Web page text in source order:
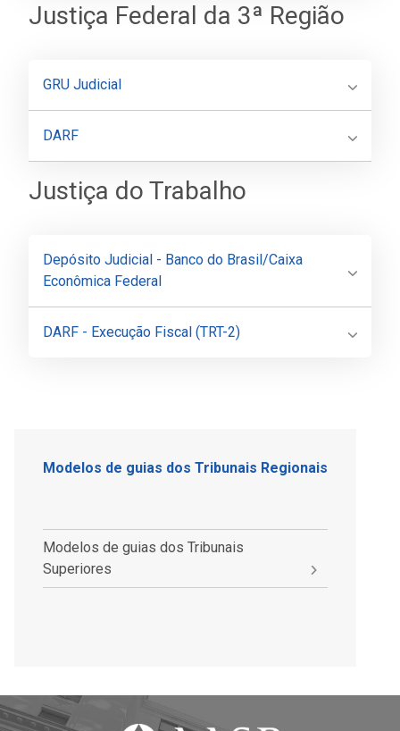
Justiça Federal da 3ª Região
GRU Judicial
DARF
Justiça do Trabalho
Depósito Judicial - Banco do Brasil/Caixa
Econômica Federal
DARF - Execução Fiscal (TRT-2)
Modelos de guias dos Tribunais Regionais
Modelos de guias dos Tribunais
Superiores